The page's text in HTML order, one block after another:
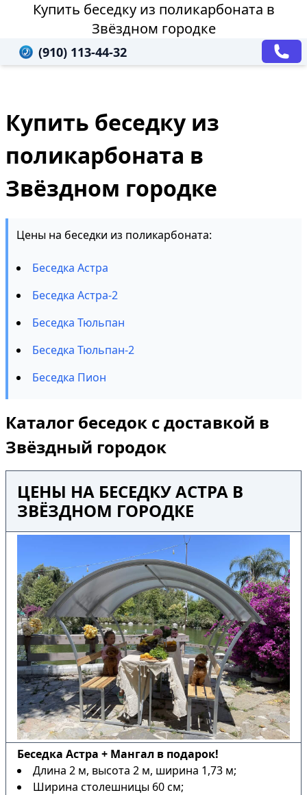
Купить беседку из поликарбоната в
Звёздном городке
(910) 113-44-32
Купить беседку из
поликарбоната в
Звёздном городке
Цены на беседки из поликарбоната:
Беседка Астра
Беседка Астра-2
Беседка Тюльпан
Беседка Тюльпан-2
Беседка Пион
Каталог беседок с доставкой в
Звёздный городок
ЦЕНЫ НА БЕСЕДКУ АСТРА В
ЗВЁЗДНОМ ГОРОДКЕ
Беседка Астра + Мангал в подарок!
Длина 2 м, высота 2 м, ширина 1,73 м;
Ширина столешницы 60 см;